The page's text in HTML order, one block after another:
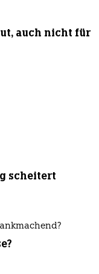
auch nicht für
scheitert